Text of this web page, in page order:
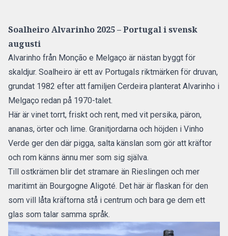
Soalheiro Alvarinho 2025 – Portugal i svensk
augusti
Alvarinho från Monção e Melgaço är nästan byggt för
skaldjur. Soalheiro är ett av Portugals riktmärken för druvan,
grundat 1982 efter att familjen Cerdeira planterat Alvarinho i
Melgaço redan på 1970-talet.
Här är vinet torrt, friskt och rent, med vit persika, päron,
ananas, örter och lime. Granitjordarna och höjden i Vinho
Verde ger den där pigga, salta känslan som gör att kräftor
och rom känns ännu mer som sig själva.
Till ostkrämen blir det stramare än Rieslingen och mer
maritimt än Bourgogne Aligoté. Det här är flaskan för den
som vill låta kräftorna stå i centrum och bara ge dem ett
glas som talar samma språk.